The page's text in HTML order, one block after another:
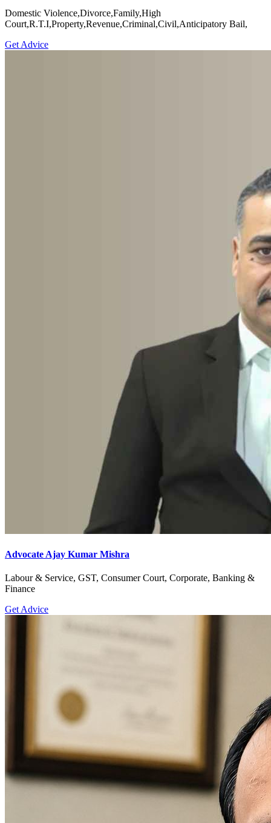
Domestic Violence,Divorce,Family,High
Court,R.T.I,Property,Revenue,Criminal,Civil,Anticipatory Bail,
Get Advice
Advocate Ajay Kumar Mishra
Labour & Service, GST, Consumer Court, Corporate, Banking &
Finance
Get Advice